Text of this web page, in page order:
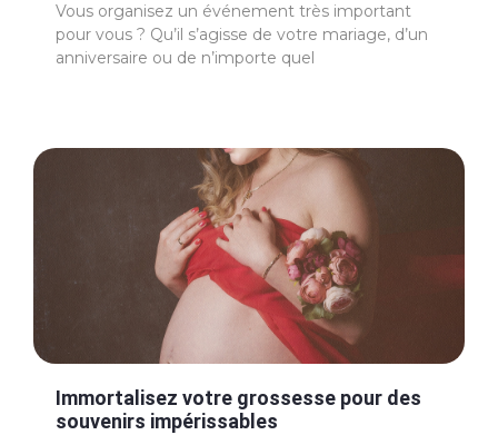
Vous organisez un événement très important
pour vous ? Qu’il s’agisse de votre mariage, d’un
anniversaire ou de n’importe quel
Immortalisez votre grossesse pour des
souvenirs impérissables